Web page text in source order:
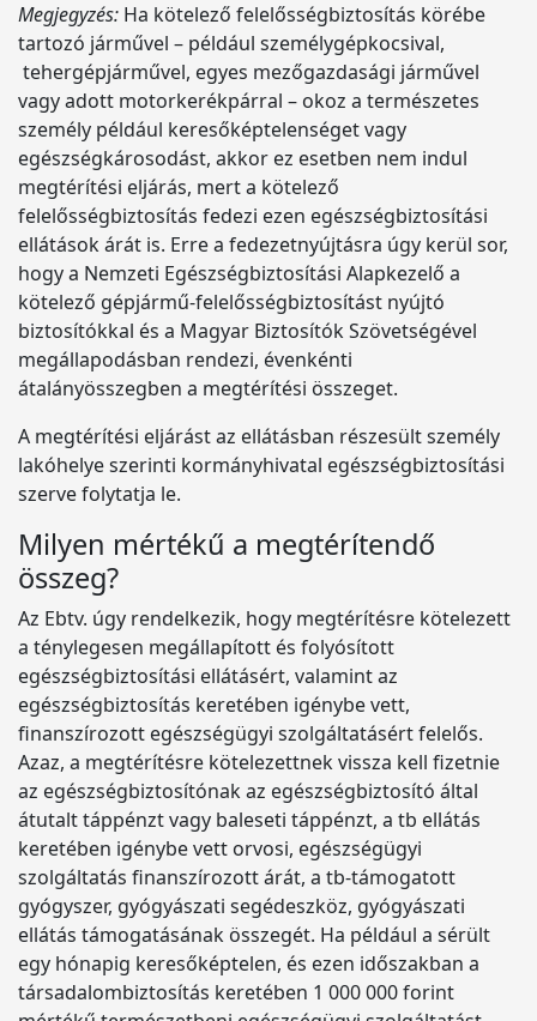
Megjegyzés: Ha kötelező felelősségbiztosítás körébe
tartozó járművel – például személygépkocsival,
tehergépjárművel, egyes mezőgazdasági járművel
vagy adott motorkerékpárral – okoz a természetes
személy például keresőképtelenséget vagy
egészségkárosodást, akkor ez esetben nem indul
megtérítési eljárás, mert a kötelező
felelősségbiztosítás fedezi ezen egészségbiztosítási
ellátások árát is. Erre a fedezetnyújtásra úgy kerül sor,
hogy a Nemzeti Egészségbiztosítási Alapkezelő a
kötelező gépjármű-felelősségbiztosítást nyújtó
biztosítókkal és a Magyar Biztosítók Szövetségével
megállapodásban rendezi, évenkénti
átalányösszegben a megtérítési összeget.
A megtérítési eljárást az ellátásban részesült személy
lakóhelye szerinti kormányhivatal egészségbiztosítási
szerve folytatja le.
Milyen mértékű a megtérítendő
összeg?
Az Ebtv. úgy rendelkezik, hogy megtérítésre kötelezett
a ténylegesen megállapított és folyósított
egészségbiztosítási ellátásért, valamint az
egészségbiztosítás keretében igénybe vett,
finanszírozott egészségügyi szolgáltatásért felelős.
Azaz, a megtérítésre kötelezettnek vissza kell fizetnie
az egészségbiztosítónak az egészségbiztosító által
átutalt táppénzt vagy baleseti táppénzt, a tb ellátás
keretében igénybe vett orvosi, egészségügyi
szolgáltatás finanszírozott árát, a tb-támogatott
gyógyszer, gyógyászati segédeszköz, gyógyászati
ellátás támogatásának összegét. Ha például a sérült
egy hónapig keresőképtelen, és ezen időszakban a
társadalombiztosítás keretében 1 000 000 forint